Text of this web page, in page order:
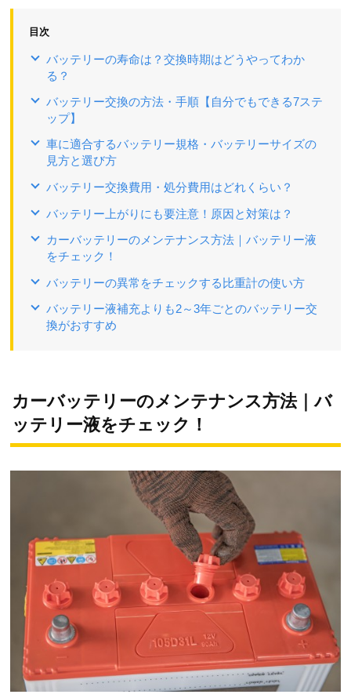
目次
バッテリーの寿命は？交換時期はどうやってわか
る？
バッテリー交換の方法・手順【自分でもできる7ステ
ップ】
車に適合するバッテリー規格・バッテリーサイズの
見方と選び方
バッテリー交換費用・処分費用はどれくらい？
バッテリー上がりにも要注意！原因と対策は？
カーバッテリーのメンテナンス方法｜バッテリー液
をチェック！
バッテリーの異常をチェックする比重計の使い方
バッテリー液補充よりも2～3年ごとのバッテリー交
換がおすすめ
カーバッテリーのメンテナンス方法｜バ
ッテリー液をチェック！